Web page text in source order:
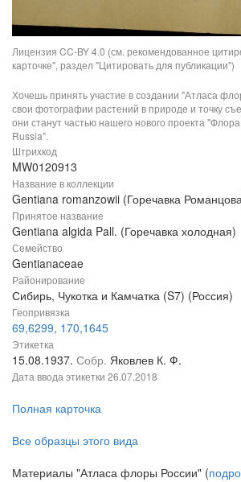
Лицензия CC-BY 4.0 (см. рекомендованное
карточке", раздел "Цитировать для публикации")
Хочешь принять участие в создании "Атласа
свои фотографии растений в природе и точку
они станут частью нашего нового проекта
Russia".
Штрихкод
MW0120913
Название в коллекции
Gentiana romanzowii (Горечавка
Принятое название
Gentiana algida Pall. (Горечавка холодная)
Семейство
Gentianaceae
Районирование
Сибирь, Чукотка и Камчатка (S7) (Россия)
Геопривязка
69,6299, 170,1645
Этикетка
15.08.1937. Собр. Яковлев К. Ф.
Дата ввода этикетки 26.07.2018
Полная карточка
Все образцы этого вида
Материалы "Атласа флоры России" (